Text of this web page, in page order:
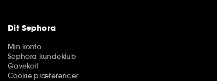
Dit Sephora
Min konto
Sephora kundeklub
Gavekort
Cookie præferencer